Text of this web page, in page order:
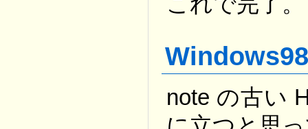
note の古い